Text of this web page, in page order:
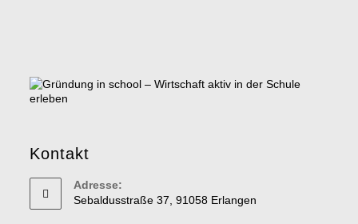
Kontakt
Adresse:
Sebaldusstraße 37, 91058 Erlangen